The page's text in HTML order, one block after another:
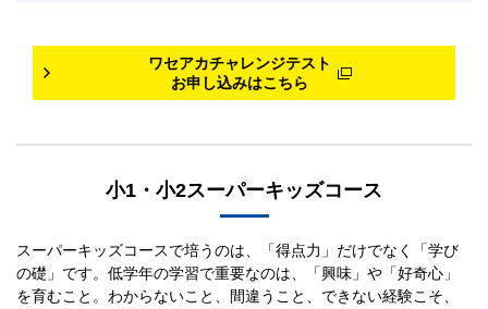
以下の「お申し込みボタン」よりお申し込みください。
8/18（火）19:00
吉祥寺校 国立校
川崎校 新百合ヶ丘校
武蔵小杉校 横浜校
若葉台校
大宮校 川口校
武蔵浦和校
市川校 海浜幕張校
船橋校 松戸校
つくば校ワセアカチャレンジテスト
お申し込みはこちら
小1・小2スーパーキッズコース
スーパーキッズコースで培うのは、「得点力」だけでなく「学び
の礎」です。低学年の学習で重要なのは、「興味」や「好奇心」
を育むこと。わからないこと、間違うこと、できない経験こそ、